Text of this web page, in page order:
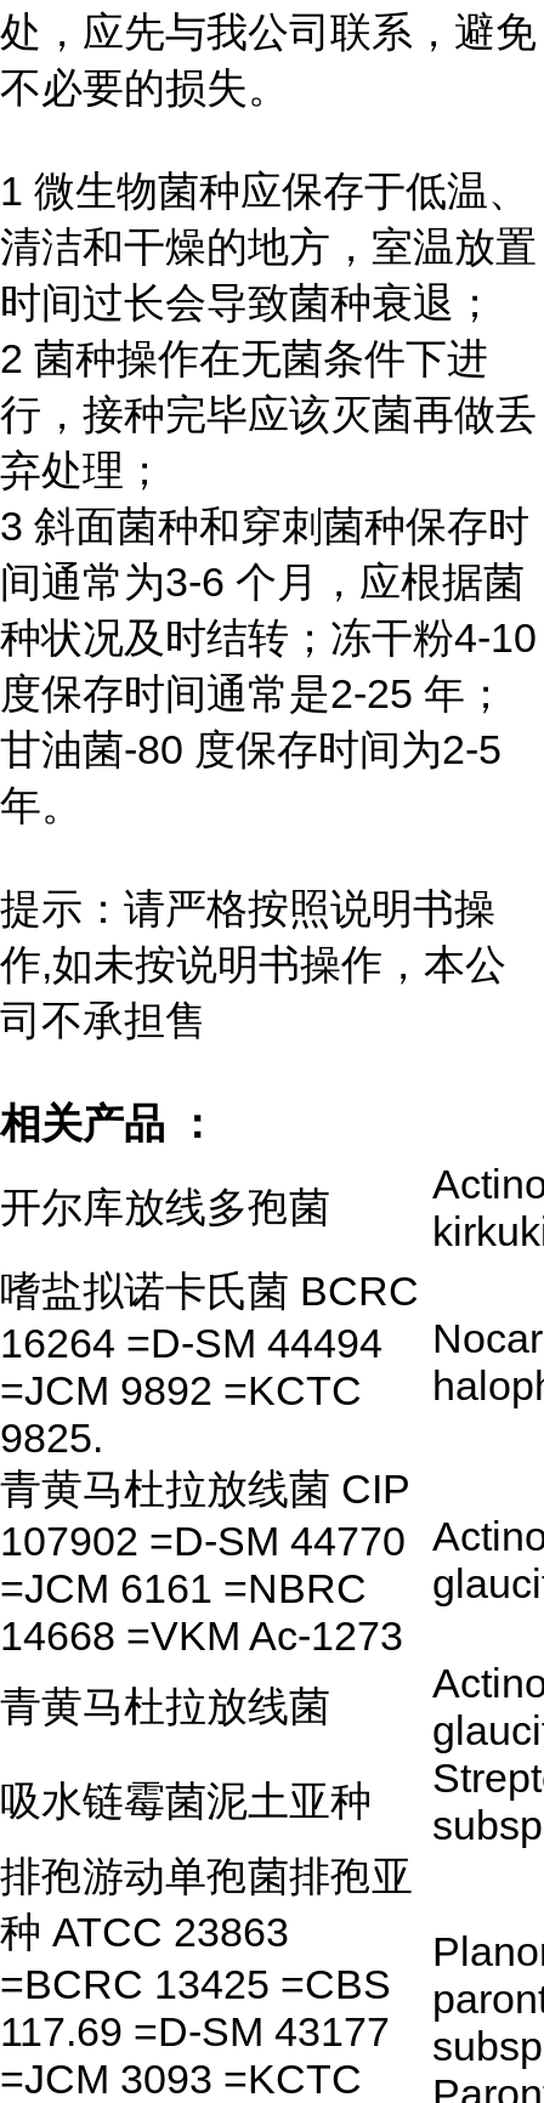
处，应先与我公司联系，避免
不必要的损失。
1 微生物菌种应保存于低温、
清洁和干燥的地方，室温放置
时间过长会导致菌种衰退；
2 菌种操作在无菌条件下进
行，接种完毕应该灭菌再做丢
弃处理；
3 斜面菌种和穿刺菌种保存时
间通常为3-6 个月，应根据菌
种状况及时结转；冻干粉4-10
度保存时间通常是2-25 年；
甘油菌-80 度保存时间为2-5
年。
提示：请严格按照说明书操
作,如未按说明书操作，本公
司不承担售
相关产品 ：
开尔库放线多孢菌
嗜盐拟诺卡氏菌 BCRC
16264 =D-SM 44494
=JCM 9892 =KCTC
9825.
青黄马杜拉放线菌 CIP
107902 =D-SM 44770
=JCM 6161 =NBRC
14668 =VKM Ac-1273
青黄马杜拉放线菌
吸水链霉菌泥土亚种
排孢游动单孢菌排孢亚
种 ATCC 23863
=BCRC 13425 =CBS
117.69 =D-SM 43177
=JCM 3093 =KCTC